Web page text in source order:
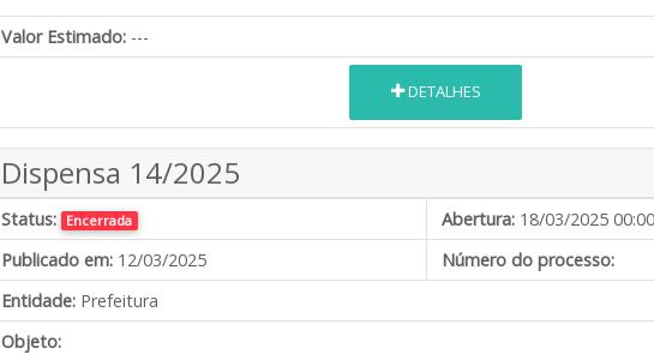
Valor Estimado: ---
DETALHES
Dispensa 14/2025
Status: Encerrada Abertura: 18/03/2025 00:00
Publicado em: 12/03/2025
Número do processo:
Entidade: Prefeitura
Objeto: